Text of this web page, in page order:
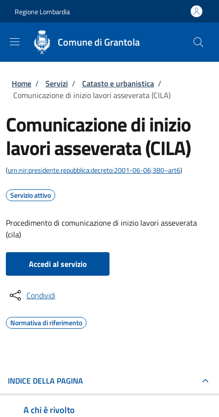
Regione Lombardia
Comune di Grantola
Briciole di pane
Home / Servizi / Catasto e urbanistica /
Comunicazione di inizio lavori asseverata (CILA)
Comunicazione di inizio
lavori asseverata (CILA)
(urn:nir:presidente.repubblica:decreto:2001-06-06;380~art6)
Servizio attivo
Procedimento di comunicazione di inizio lavori asseverata
(cila)
Accedi al servizio
Condividi
Normativa di riferimento
INDICE DELLA PAGINA
A chi è rivolto